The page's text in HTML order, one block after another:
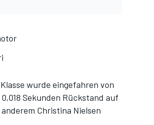
wurde eingefahren von
Sekunden Rückstand auf
Christina Nielsen